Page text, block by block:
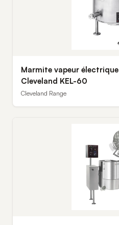
Marmite vapeur
Cleveland KEL-60
Cleveland Range